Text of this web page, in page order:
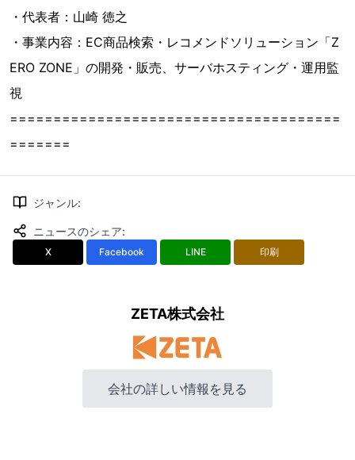
・代表者：山崎 徳之
・事業内容：EC商品検索・レコメンドソリューション「Z
ERO ZONE」の開発・販売、サーバホスティング・運用監
視
======================================
=======
ジャンル:
ニュースのシェア:
X Facebook LINE 印刷
ZETA株式会社
会社の詳しい情報を見る